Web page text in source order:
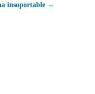
insoportable →